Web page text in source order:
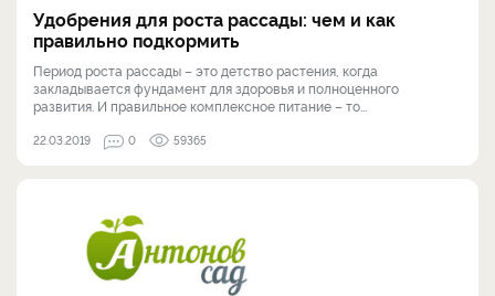
Удобрения для роста рассады: чем и как
правильно подкормить
Период роста рассады – это детство растения, когда
закладывается фундамент для здоровья и полноценного
развития. И правильное комплексное питание – то...
22.03.2019 0 59365